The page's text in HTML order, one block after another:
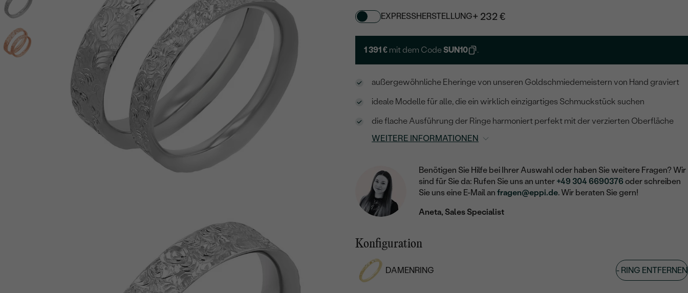
EXPRESSHERSTELLUNG+ 232 €
1 391 € mit dem CodeSUN10 .
außergewöhnliche Eheringe von unseren Goldschmiedemeistern von Hand graviert
ideale Modelle für alle, die ein wirklich einzigartiges Schmuckstück suchen
die flache Ausführung der Ringe harmoniert perfekt mit der verzierten Oberfläche
WEITERE INFORMATIONEN
Benötigen Sie Hilfe bei Ihrer Auswahl oder haben Sie weitere Fragen? Wir
sind für Sie da: Rufen Sie uns an unter +49 304 6690376 oder schreiben
Sie uns eine E-Mail anfragen@eppi.de. Wir beraten Sie gern!
Aneta, Sales Specialist
Konfiguration
DAMENRING -RING ENTFERNEN